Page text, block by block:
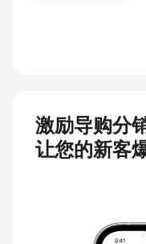
激励导购分
让您的新客